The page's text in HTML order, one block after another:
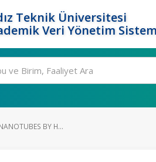
Teknik Üniversitesi
Veri Yönetim
BY H...